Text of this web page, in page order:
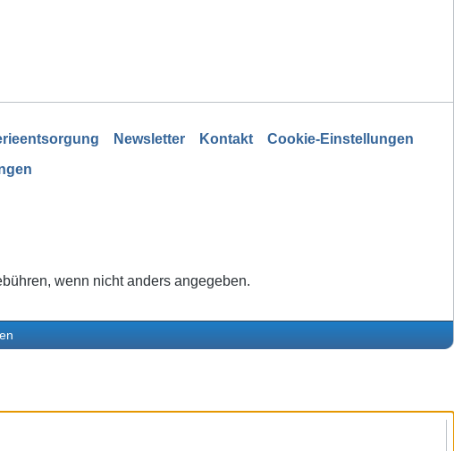
Newsletter Kontakt
Cookie-Einstellungen
wenn nicht anders angegeben.